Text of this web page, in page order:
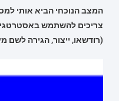
המצב הנוכחי הביא אותי
צריכים להשתמש
(רודשאו, ייצור, הגירה לשם